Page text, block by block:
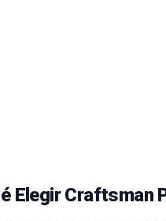
Elegir Craftsman